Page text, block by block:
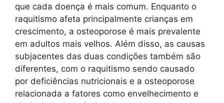
que cada doença é mais comum. Enquanto o
raquitismo afeta principalmente crianças em
crescimento, a osteoporose é mais prevalente
em adultos mais velhos. Além disso, as causas
subjacentes das duas condições também são
diferentes, com o raquitismo sendo causado
por deficiências nutricionais e a osteoporose
relacionada a fatores como envelhecimento e